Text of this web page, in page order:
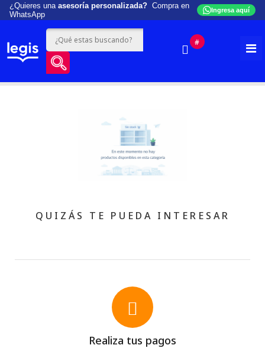
¿Quieres una asesoría personalizada? Compra en
WhatsApp
Ingresa aquí
#
QUIZÁS TE PUEDA INTERESAR
Realiza tus pagos